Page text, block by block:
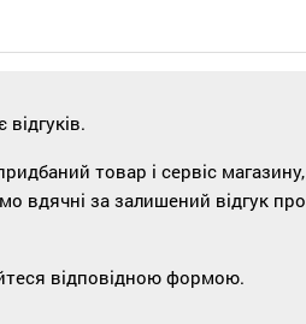
товар і сервіс магазину,
вдячні за залишений відгук про
відповідною формою.